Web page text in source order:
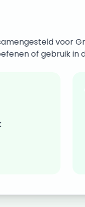
voor
of gebruik in